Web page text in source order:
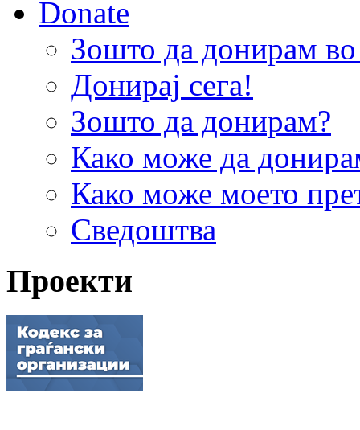
Donate
Зошто да донирам
Донирај сега!
Зошто да донирам?
Како може да
Како може моето
Сведоштва
Проекти